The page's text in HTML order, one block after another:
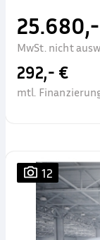
MwSt. nicht
292,- €
mtl.
12